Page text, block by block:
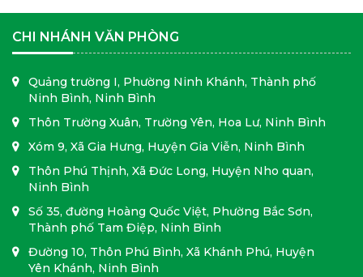
CHI NHÁNH VĂN PHÒNG
Quảng trường I, Phường Ninh Khánh, Thành phố
Ninh Bình, Ninh Bình
Thôn Trường Xuân, Trường Yên, Hoa Lư, Ninh Bình
Xóm 9, Xã Gia Hưng, Huyện Gia Viễn, Ninh Bình
Thôn Phú Thịnh, Xã Đức Long, Huyện Nho quan,
Ninh Bình
Số 35, đường Hoàng Quốc Việt, Phường Bắc Sơn,
Thành phố Tam Điệp, Ninh Bình
Đường 10, Thôn Phú Bình, Xã Khánh Phú, Huyện
Yên Khánh, Ninh Bình